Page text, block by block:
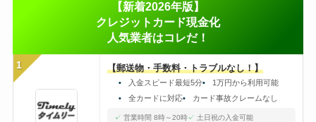
【新着2026年版】
クレジットカード現金化
人気業者はコレだ！
1 【郵送物・手数料・トラブルなし！】
入金スピード最短5分
1万円から利用可能
全カードに対応
カード事故クレームなし
営業時間 8時～20時 土日祝の入金可能